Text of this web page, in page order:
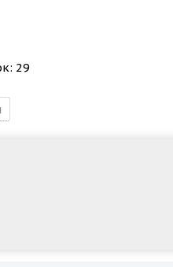
29